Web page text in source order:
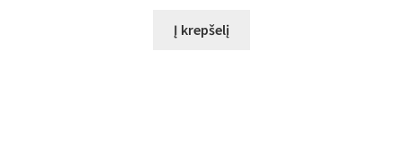
Į krepšelį